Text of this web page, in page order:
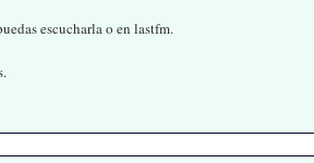
escucharla o en lastfm.